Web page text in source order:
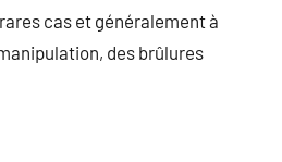
cas et généralement à
des brûlures